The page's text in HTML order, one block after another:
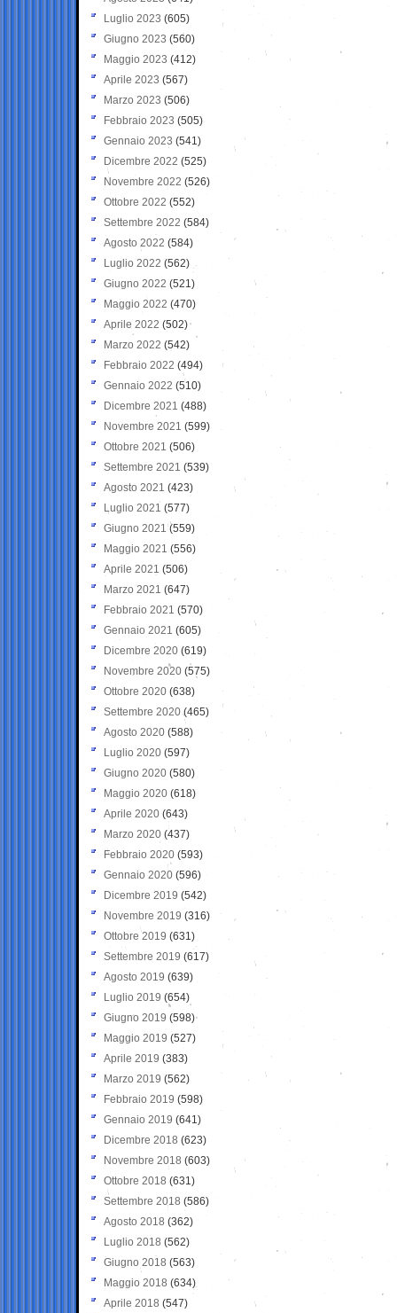
Luglio 2023 (605)
Giugno 2023 (560)
Maggio 2023 (412)
Aprile 2023 (567)
Marzo 2023 (506)
Febbraio 2023 (505)
Gennaio 2023 (541)
Dicembre 2022 (525)
Novembre 2022 (526)
Ottobre 2022 (552)
Settembre 2022 (584)
Agosto 2022 (584)
Luglio 2022 (562)
Giugno 2022 (521)
Maggio 2022 (470)
Aprile 2022 (502)
Marzo 2022 (542)
Febbraio 2022 (494)
Gennaio 2022 (510)
Dicembre 2021 (488)
Novembre 2021 (599)
Ottobre 2021 (506)
Settembre 2021 (539)
Agosto 2021 (423)
Luglio 2021 (577)
Giugno 2021(559)
Maggio 2021 (556)
Aprile 2021 (506)
Marzo 2021 (647)
Febbraio 2021 (570)
Gennaio 2021 (605)
Dicembre 2020 (619)
Novembre 2020 (575)
Ottobre 2020 (638)
Settembre 2020(465)
Agosto 2020 (588)
Luglio 2020 (597)
Giugno 2020 (580)
Maggio 2020 (618)
Aprile 2020 (643)
Marzo 2020 (437)
Febbraio 2020 (593)
Gennaio 2020 (596)
Dicembre 2019 (542)
Novembre 2019 (316)
Ottobre 2019 (631)
Settembre 2019 (617)
Agosto 2019 (639)
Luglio 2019 (654)
Giugno 2019 (598)
Maggio 2019 (527)
Aprile 2019 (383)
Marzo 2019 (562)
Febbraio 2019 (598)
Gennaio 2019 (641)
Dicembre 2018 (623)
Novembre 2018 (603)
Ottobre 2018 (631)
Settembre 2018 (586)
Agosto 2018 (362)
Luglio 2018 (562)
Giugno 2018 (563)
Maggio 2018 (634)
Aprile 2018 (547)